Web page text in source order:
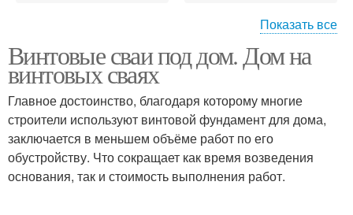
Буронабивные сваи
Основание на винтовых
сваях
Показать все
Винтовые сваи под дом. Дом на
винтовых сваях
Главное достоинство, благодаря которому многие
строители используют винтовой фундамент для дома,
заключается в меньшем объёме работ по его
обустройству. Что сокращает как время возведения
основания, так и стоимость выполнения работ.